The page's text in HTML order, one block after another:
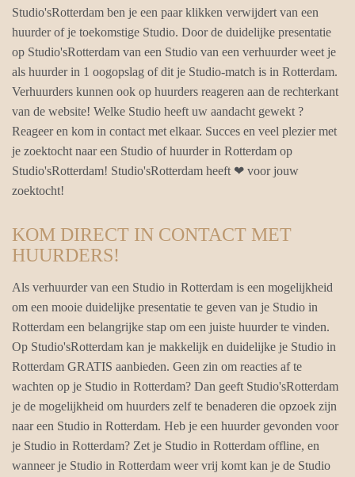
Studio'sRotterdam ben je een paar klikken verwijdert van een
huurder of je toekomstige Studio. Door de duidelijke presentatie
op Studio'sRotterdam van een Studio van een verhuurder weet je
als huurder in 1 oogopslag of dit je Studio-match is in Rotterdam.
Verhuurders kunnen ook op huurders reageren aan de rechterkant
van de website! Welke Studio heeft uw aandacht gewekt ?
Reageer en kom in contact met elkaar. Succes en veel plezier met
je zoektocht naar een Studio of huurder in Rotterdam op
Studio'sRotterdam! Studio'sRotterdam heeft ❤ voor jouw
zoektocht!
KOM DIRECT IN CONTACT MET
HUURDERS!
Als verhuurder van een Studio in Rotterdam is een mogelijkheid
om een mooie duidelijke presentatie te geven van je Studio in
Rotterdam een belangrijke stap om een juiste huurder te vinden.
Op Studio'sRotterdam kan je makkelijk en duidelijke je Studio in
Rotterdam GRATIS aanbieden. Geen zin om reacties af te
wachten op je Studio in Rotterdam? Dan geeft Studio'sRotterdam
je de mogelijkheid om huurders zelf te benaderen die opzoek zijn
naar een Studio in Rotterdam. Heb je een huurder gevonden voor
je Studio in Rotterdam? Zet je Studio in Rotterdam offline, en
wanneer je Studio in Rotterdam weer vrij komt kan je de Studio